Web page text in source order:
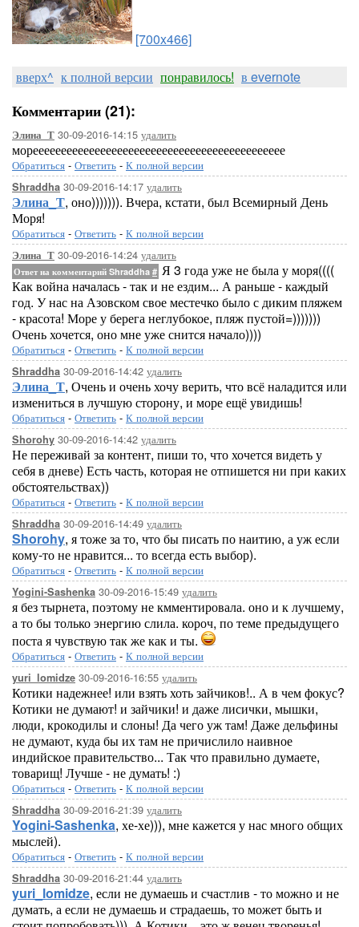
[700x466]
вверх^ к полной версии понравилось! в evernote
Комментарии (21):
Элина_Т 30-09-2016-14:15 удалить
мореееееееееееееееееееееееееееееееееееееееееееее
Обратиться - Ответить - К полной версии
Shraddha 30-09-2016-14:17 удалить
Элина_Т, оно))))))). Вчера, кстати, был Всемирный День
Моря!
Обратиться - Ответить - К полной версии
Элина_Т 30-09-2016-14:24 удалить
Ответ на комментарий Shraddha # Я 3 года уже не была у моря((((
Как война началась - так и не ездим... А раньше - каждый
год. У нас на Азовском свое местечко было с диким пляжем
- красота! Море у берега неглубокое, пляж пустой=)))))))
Очень хочется, оно мне уже снится начало))))
Обратиться - Ответить - К полной версии
Shraddha 30-09-2016-14:42 удалить
Элина_Т, Очень и очень хочу верить, что всё наладится или
измениться в лучшую сторону, и море ещё увидишь!
Обратиться - Ответить - К полной версии
Shorohy 30-09-2016-14:42 удалить
Не переживай за контент, пиши то, что хочется видеть у
себя в дневе) Есть часть, которая не отпишется ни при каких
обстоятельствах))
Обратиться - Ответить - К полной версии
Shraddha 30-09-2016-14:49 удалить
Shorohy, я тоже за то, что бы писать по наитию, а уж если
кому-то не нравится... то всегда есть выбор).
Обратиться - Ответить - К полной версии
Yogini-Sashenka 30-09-2016-15:49 удалить
я без тырнета, поэтому не кмментировала. оно и к лучшему,
а то бы только энергию слила. короч, по теме предыдущего
поста я чувствую так же как и ты.
Обратиться - Ответить - К полной версии
yuri_lomidze 30-09-2016-16:55 удалить
Котики надежнее! или взять хоть зайчиков!.. А в чем фокус?
Котики не думают! и зайчики! и даже лисички, мышки,
люди, крокодилы и слоны! Да чего уж там! Даже дельфины
не думают, куда бы их там не причислило наивное
индийское правительство... Так что правильно думаете,
товарищ! Лучше - не думать! :)
Обратиться - Ответить - К полной версии
Shraddha 30-09-2016-21:39 удалить
Yogini-Sashenka, хе-хе))), мне кажется у нас много общих
мыслей).
Обратиться - Ответить - К полной версии
Shraddha 30-09-2016-21:44 удалить
yuri_lomidze, если не думаешь и счастлив - то можно и не
думать, а если не думаешь и страдаешь, то может быть и